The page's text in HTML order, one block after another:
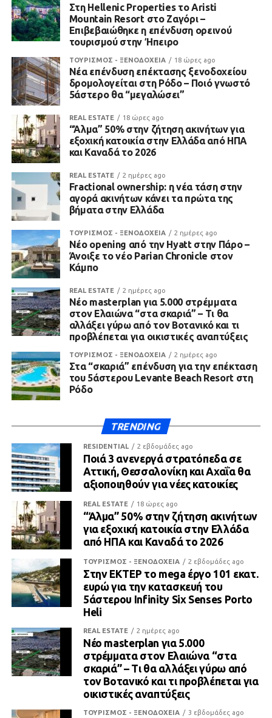
Στη Hellenic Properties το Aristi
Mountain Resort στο Ζαγόρι –
Επιβεβαιώθηκε η επένδυση ορεινού
τουρισμού στην Ήπειρο
ΤΟΥΡΙΣΜΟΣ - ΞΕΝΟΔΟΧΕΙΑ 18 ώρες ago
Νέα επένδυση επέκτασης ξενοδοχείου
δρομολογείται στη Ρόδο – Ποιό γνωστό
5άστερο θα “μεγαλώσει”
REAL ESTATE 18 ώρες ago
“Άλμα” 50% στην ζήτηση ακινήτων για
εξοχική κατοικία στην Ελλάδα από ΗΠΑ
και Καναδά το 2026
REAL ESTATE 2 ημέρες ago
Fractional ownership: η νέα τάση στην
αγορά ακινήτων κάνει τα πρώτα της
βήματα στην Ελλάδα
ΤΟΥΡΙΣΜΟΣ - ΞΕΝΟΔΟΧΕΙΑ 2 ημέρες ago
Νέο opening από την Hyatt στην Πάρο –
Άνοιξε το νέο Parian Chronicle στον
Κάμπο
REAL ESTATE 2 ημέρες ago
Νέο masterplan για 5.000 στρέμματα
στον Ελαιώνα “στα σκαριά” – Τι θα
αλλάξει γύρω από τον Βοτανικό και τι
προβλέπεται για οικιστικές αναπτύξεις
ΤΟΥΡΙΣΜΟΣ - ΞΕΝΟΔΟΧΕΙΑ 2 ημέρες ago
Στα “σκαριά” επένδυση για την επέκταση
του 5άστερου Levante Beach Resort στη
Ρόδο
TRENDING
RESIDENTIAL 2 εβδομάδες ago
Ποιά 3 ανενεργά στρατόπεδα σε
Αττική, Θεσσαλονίκη και Αχαΐα θα
αξιοποιηθούν για νέες κατοικίες
REAL ESTATE 18 ώρες ago
“Άλμα” 50% στην ζήτηση ακινήτων
για εξοχική κατοικία στην Ελλάδα
από ΗΠΑ και Καναδά το 2026
ΤΟΥΡΙΣΜΟΣ - ΞΕΝΟΔΟΧΕΙΑ 2 εβδομάδες ago
Στην ΕΚΤΕΡ το mega έργο 101 εκατ.
ευρώ για την κατασκευή του
5άστερου Infinity Six Senses Porto
Heli
REAL ESTATE 2 ημέρες ago
Νέο masterplan για 5.000
στρέμματα στον Ελαιώνα “στα
σκαριά” – Τι θα αλλάξει γύρω από
τον Βοτανικό και τι προβλέπεται για
οικιστικές αναπτύξεις
ΤΟΥΡΙΣΜΟΣ - ΞΕΝΟΔΟΧΕΙΑ 3 εβδομάδες ago